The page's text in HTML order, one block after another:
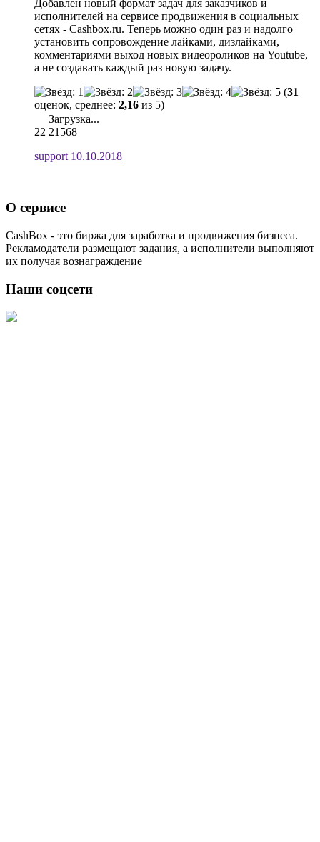
Добавлен новый формат задач для заказчиков и
исполнителей на сервисе продвижения в социальных
сетях - Cashbox.ru. Теперь можно один раз и надолго
установить сопровождение лайками, дизлайками,
комментариями выход новых видеороликов на Youtube,
а не создавать каждый раз новую задачу.
(31
оценок, среднее: 2,16 из 5)
Загрузка...
22 21568
support 10.10.2018
О сервисе
CashBox - это биржа для заработка и продвижения бизнеса.
Рекламодатели размещают задания, а исполнители выполняют
их получая вознаграждение
Наши соцсети